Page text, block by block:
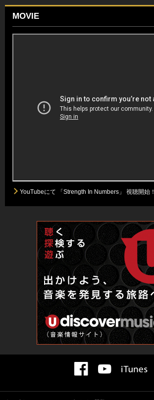
MOVIE
YouTubeにて 「Strength In Numbers」 視聴開始！